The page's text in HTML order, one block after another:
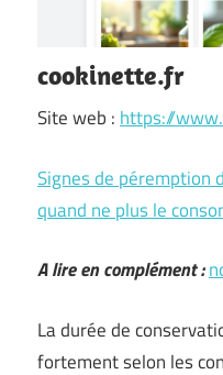
cookinette.fr
Site web : https://
Signes de péremption
quand ne plus le
A lire en complément :
La durée de
fortement selon les